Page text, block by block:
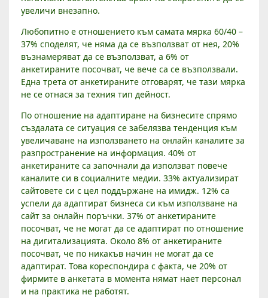
Р
М
И
В
П
Л
О
В
Д
И
В
увеличи внезапно.
Любопитно е отношението към самата мярка 60/40 –
37% споделят, че няма да се възползват от нея, 20%
възнамеряват да се възползват, а 6% от
анкетираните посочват, че вече са се възползвали.
Една трета от анкетираните отговарят, че тази мярка
не се отнася за техния тип дейност.
По отношение на адаптиране на бизнесите спрямо
създалата се ситуация се забелязва тенденция към
увеличаване на използването на онлайн каналите за
разпространение на информация. 40% от
анкетираните са започнали да използват повече
каналите си в социалните медии. 33% актуализират
сайтовете си с цел поддържане на имидж. 12% са
успели да адаптират бизнеса си към използване на
сайт за онлайн поръчки. 37% от анкетираните
посочват, че не могат да се адаптират по отношение
на дигитализацията. Около 8% от анкетираните
посочват, че по никакъв начин не могат да се
адаптират. Това кореспондира с факта, че 20% от
фирмите в анкетата в момента нямат нает персонал
и на практика не работят.